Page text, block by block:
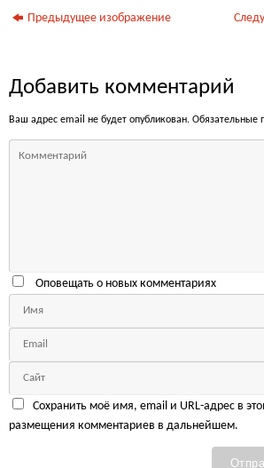
Предыдущее изображение
Добавить комментарий
Ваш адрес email не будет опубликован. Обязательные
Оповещать о новых комментариях
Сохранить моё имя, email и URL-адрес в
размещения комментариев в дальнейшем.